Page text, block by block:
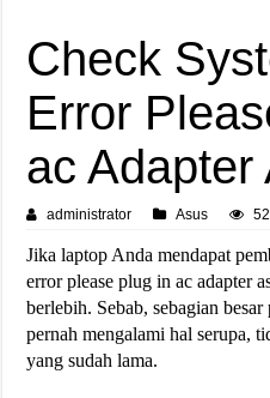
Check
Error
ac Adapter
administrator Asus
Jika laptop Anda mendapat
error please plug in ac adapter
berlebih. Sebab, sebagian
pernah mengalami hal serupa,
yang sudah lama.